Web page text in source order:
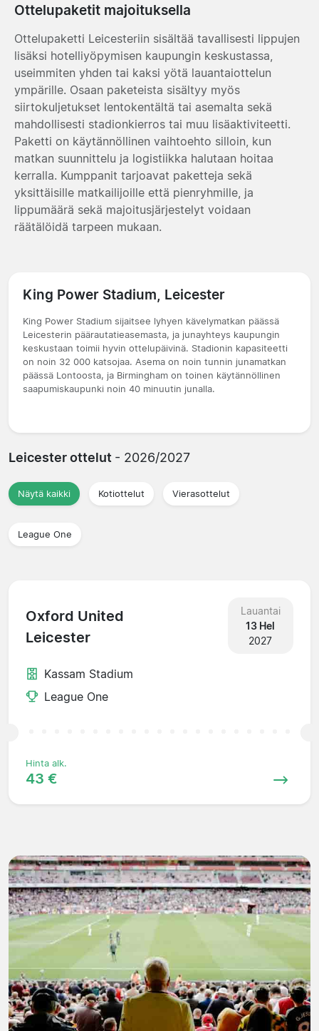
Ottelupaketit majoituksella
Ottelupaketti Leicesteriin sisältää tavallisesti lippujen
lisäksi hotelliyöpymisen kaupungin keskustassa,
useimmiten yhden tai kaksi yötä lauantaiottelun
ympärille. Osaan paketeista sisältyy myös
siirtokuljetukset lentokentältä tai asemalta sekä
mahdollisesti stadionkierros tai muu lisäaktiviteetti.
Paketti on käytännöllinen vaihtoehto silloin, kun
matkan suunnittelu ja logistiikka halutaan hoitaa
kerralla. Kumppanit tarjoavat paketteja sekä
yksittäisille matkailijoille että pienryhmille, ja
lippumäärä sekä majoitusjärjestelyt voidaan
räätälöidä tarpeen mukaan.
King Power Stadium, Leicester
King Power Stadium sijaitsee lyhyen kävelymatkan päässä
Leicesterin päärautatieasemasta, ja junayhteys kaupungin
keskustaan toimii hyvin ottelupäivinä. Stadionin kapasiteetti
on noin 32 000 katsojaa. Asema on noin tunnin junamatkan
päässä Lontoosta, ja Birmingham on toinen käytännöllinen
saapumiskaupunki noin 40 minuutin junalla.
Leicester ottelut - 2026/2027
Näytä kaikki Kotiottelut Vierasottelut
League One
Oxford United
Leicester
Lauantai
13 Hel
2027
Kassam Stadium
League One
Hinta alk.
43 €